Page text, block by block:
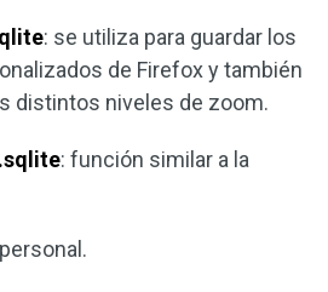
: se utiliza para guardar los
de Firefox y también
distintos niveles de zoom.
: función similar a la